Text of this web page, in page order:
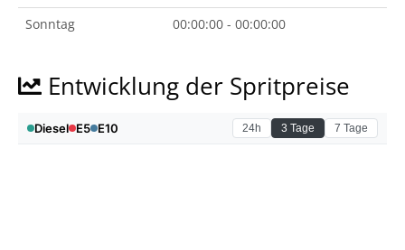
Sonntag
00:00:00 - 00:00:00
Entwicklung der Spritpreise